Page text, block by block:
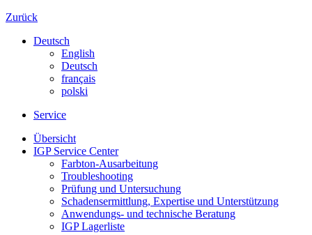
Zurück
Deutsch
English
Deutsch
français
polski
Service
Übersicht
IGP Service Center
Farbton-Ausarbeitung
Troubleshooting
Prüfung und Untersuchung
Schadensermittlung, Expertise und Unterstützung
Anwendungs- und technische Beratung
IGP Lagerliste